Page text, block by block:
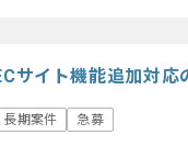
サイト機能追加対
長期案件 急募